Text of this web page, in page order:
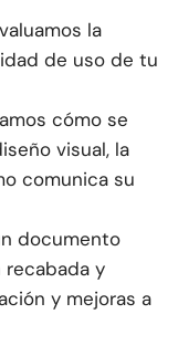
la
de uso de tu
cómo se
visual, la
comunica su
documento
y
y mejoras a